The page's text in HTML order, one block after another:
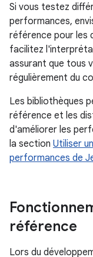
Si vous testez
performances,
référence pour les
facilitez
assurant que tous
régulièrement du
Les bibliothèques
référence et les
d'améliorer les
la section Utiliser
performances de
référence
Lors du